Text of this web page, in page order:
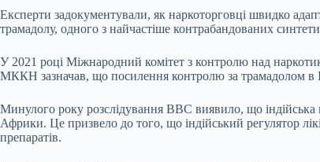
Експерти задокументували, як наркоторговці швидко
трамадолу, одного з найчастіше контрабандованих
У 2021 році Міжнародний комітет з контролю над
МККН зазначав, що посилення контролю за трамадолом в
Минулого року розслідування BBC виявило, що індійська
Африки. Це призвело до того, що індійський регулятор
препаратів.